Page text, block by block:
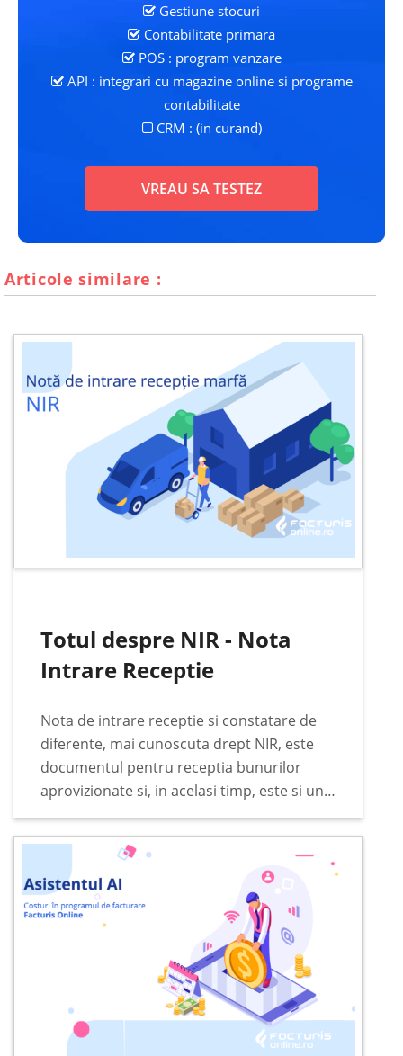
Gestiune stocuri
Contabilitate primara
POS : program vanzare
API : integrari cu magazine online si programe
contabilitate
CRM : (in curand)
VREAU SA TESTEZ
Articole similare :
Totul despre NIR - Nota
Intrare Receptie
Nota de intrare receptie si constatare de
diferente, mai cunoscuta drept NIR, este
documentul pentru receptia bunurilor
aprovizionate si, in acelasi timp, este si un
document justificativ pentru incarcarea in
gestiunea stocurilor. Documentul se
intocmeste de catre comisia de receptie…